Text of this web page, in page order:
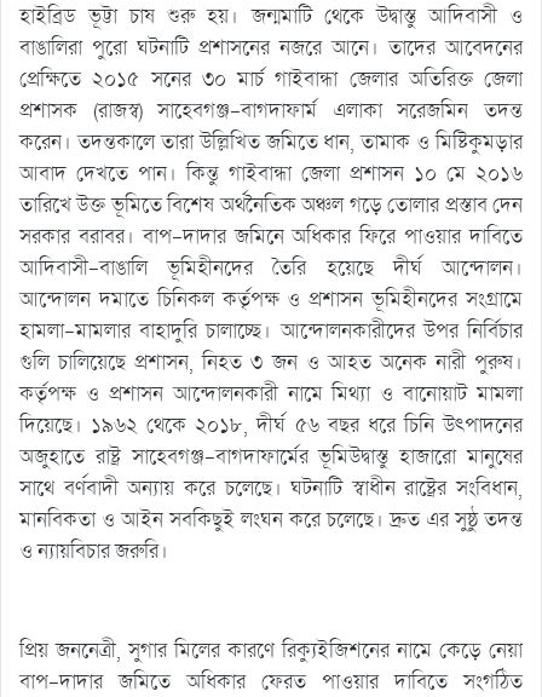
হাইব্রিড ভূট্টা চাষ শুরু হয়। জন্মমাটি থেকে উদ্বাস্তু আদিবাসী ও
বাঙালিরা পুরো ঘটনাটি প্রশাসনের নজরে আনে। তাদের আবেদনের
প্রেক্ষিতে ২০১৫ সনের ৩০ মার্চ গাইবান্ধা জেলার অতিরিক্ত জেলা
প্রশাসক (রাজস্ব) সাহেবগঞ্জ-বাগদাফার্ম এলাকা সরেজমিন তদন্ত
করেন। তদন্তকালে তারা উল্লিখিত জমিতে ধান, তামাক ও মিষ্টিকুমড়ার
আবাদ দেখতে পান। কিন্তু গাইবান্ধা জেলা প্রশাসন ১০ মে ২০১৬
তারিখে উক্ত ভূমিতে বিশেষ অর্থনৈতিক অঞ্চল গড়ে তোলার প্রস্তাব দেন
সরকার বরাবর। বাপ-দাদার জমিনে অধিকার ফিরে পাওয়ার দাবিতে
আদিবাসী-বাঙালি ভূমিহীনদের তৈরি হয়েছে দীর্ঘ আন্দোলন।
আন্দোলন দমাতে চিনিকল কর্তৃপক্ষ ও প্রশাসন ভূমিহীনদের সংগ্রামে
হামলা-মামলার বাহাদুরি চালাচ্ছে। আন্দোলনকারীদের উপর নির্বিচার
গুলি চালিয়েছে প্রশাসন, নিহত ৩ জন ও আহত অনেক নারী পুরুষ।
কর্তৃপক্ষ ও প্রশাসন আন্দোলনকারী নামে মিথ্যা ও বানোয়াট মামলা
দিয়েছে। ১৯৬২ থেকে ২০১৮, দীর্ঘ ৫৬ বছর ধরে চিনি উৎপাদনের
অজুহাতে রাষ্ট্র সাহেবগঞ্জ-বাগদাফার্মের ভূমিউদ্বাস্তু হাজারো মানুষের
সাথে বর্ণবাদী অন্যায় করে চলেছে। ঘটনাটি স্বাধীন রাষ্ট্রের সংবিধান,
মানবিকতা ও আইন সবকিছুই লংঘন করে চলেছে। দ্রুত এর সুষ্ঠু তদন্ত
ও ন্যায়বিচার জরুরি।
প্রিয় জননেত্রী, সুগার মিলের কারণে রিক্যুইজিশনের নামে কেড়ে নেয়া
বাপ-দাদার জমিতে অধিকার ফেরত পাওয়ার দাবিতে সংগঠিত